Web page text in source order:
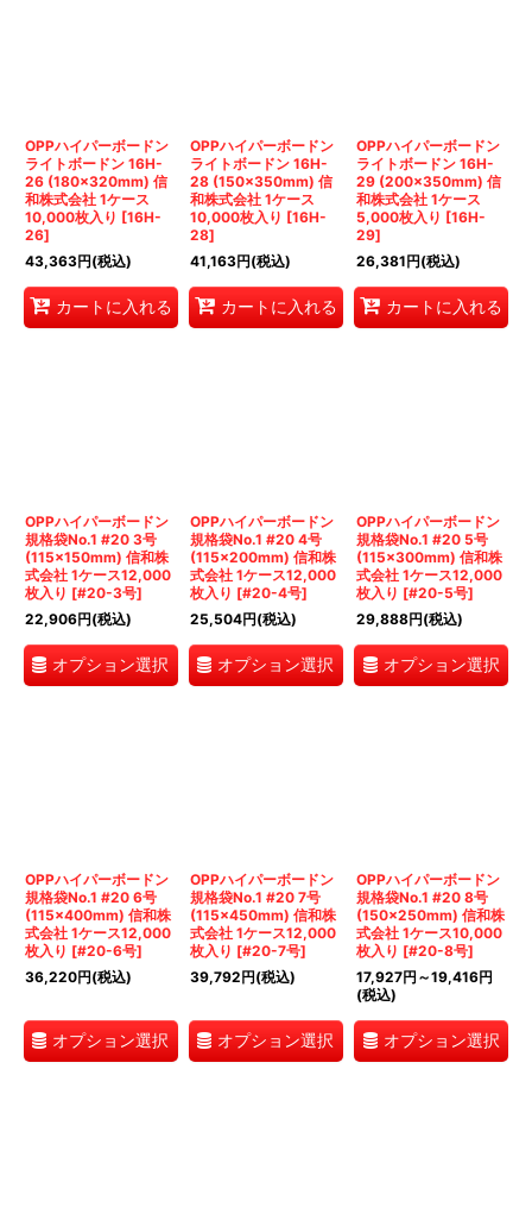
OPPハイパーボードン
ライトボードン 16H-
26 (180×320mm) 信
和株式会社 1ケース
10,000枚入り [16H-
26]
43,363円(税込)
カートに入れる
OPPハイパーボードン
ライトボードン 16H-
28 (150×350mm) 信
和株式会社 1ケース
10,000枚入り [16H-
28]
41,163円(税込)
カートに入れる
OPPハイパーボードン
ライトボードン 16H-
29 (200×350mm) 信
和株式会社 1ケース
5,000枚入り [16H-
29]
26,381円(税込)
カートに入れる
OPPハイパーボードン
規格袋No.1 #20 3号
(115×150mm) 信和株
式会社 1ケース12,000
枚入り [#20-3号]
22,906円(税込)
オプション選択
OPPハイパーボードン
規格袋No.1 #20 4号
(115×200mm) 信和株
式会社 1ケース12,000
枚入り [#20-4号]
25,504円(税込)
オプション選択
OPPハイパーボードン
規格袋No.1 #20 5号
(115×300mm) 信和株
式会社 1ケース12,000
枚入り [#20-5号]
29,888円(税込)
オプション選択
OPPハイパーボードン
規格袋No.1 #20 6号
(115×400mm) 信和株
式会社 1ケース12,000
枚入り [#20-6号]
36,220円(税込)
オプション選択
OPPハイパーボードン
規格袋No.1 #20 7号
(115×450mm) 信和株
式会社 1ケース12,000
枚入り [#20-7号]
39,792円(税込)
オプション選択
OPPハイパーボードン
規格袋No.1 #20 8号
(150×250mm) 信和株
式会社 1ケース10,000
枚入り [#20-8号]
17,927円 ～19,416円
(税込)
オプション選択